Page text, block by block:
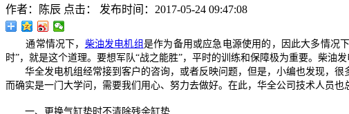
作者：陈辰 点击： 发布时间：2017-05-24 09:47:08
通常情况下， 柴油发电机组是作为备用或应急电源使用的，因此大多情况
时”，就是这个道理。要想军队“战之能胜”，平时的训练和保障极为重要。柴油
华全发电机组经常接到客户的咨询，或者反映问题，但是，小编也发现，很
而确实是一门大学问，需要我们用心、努力去做好。在此，华全公司技术人员
一、更换气缸垫时不清除残余缸垫